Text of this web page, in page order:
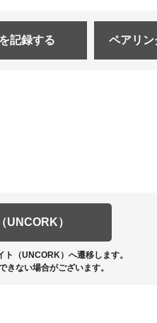
記録する ペアリン
UNCORK）
（UNCORK）へ遷移します。
きない場合がございます。